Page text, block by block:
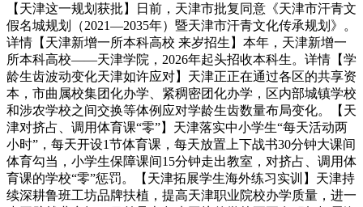
【天津这一规划获批】日前，天津市批复同意《天津市汗青文
假名城规划（2021—2035年）暨天津市汗青文化传承规划》。
详情【天津新增一所本科高校 来岁招生】本年，天津新增一
所本科高校——天津学院，2026年起头招收本科生。详情【学
龄生齿波动变化天津如许应对】天津正正在通过各区的共享资
本，市曲属校集团化办学、紧稠密团化办学，区内部城镇学校
和涉农学校之间交换等体例应对学龄生齿数量布局变化。【天
津对挤占、调用体育课“零”】天津落实中小学生“每天活动两
小时”，每天开设1节体育课，每天放置上下战书30分钟大课间
体育勾当，小学生保障课间15分钟走出教室，对挤占、调用体
育课的学校“零”惩罚。【天津拓展学生海外练习实训】天津持
续深耕鲁班工坊品牌扶植，提高天津职业院校办学质量，进一